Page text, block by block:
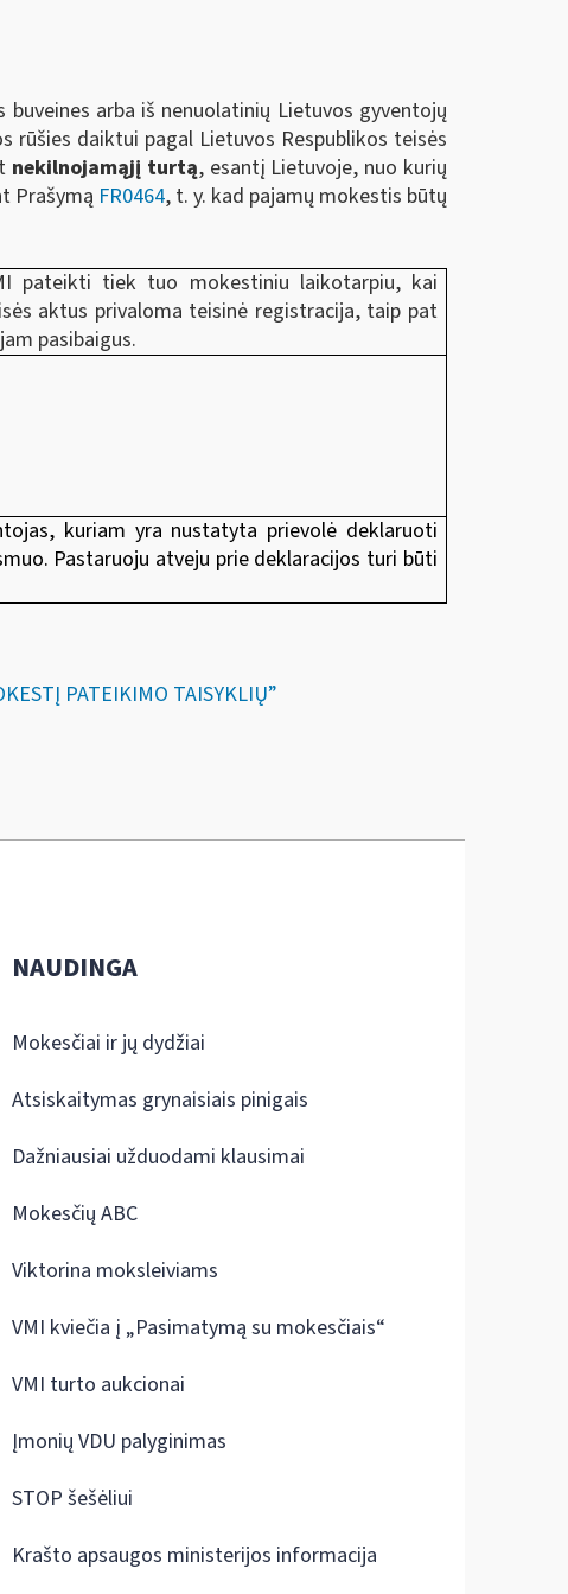
arba iš nenuolatinių Lietuvos gyventojų
rūšies daiktui pagal Lietuvos Respublikos teisės
nekilnojamąjį turtą, esantį Lietuvoje, nuo kurių
Prašymą FR0464, t. y. kad pajamų mokestis būtų
pateikti tiek tuo mokestiniu laikotarpiu, kai
aktus privaloma teisinė registracija, taip pat
pasibaigus.
kuriam yra nustatyta prievolė deklaruoti
Pastaruoju atveju prie deklaracijos turi būti
PATEIKIMO TAISYKLIŲ”
NAUDINGA
Mokesčiai ir jų dydžiai
Atsiskaitymas grynaisiais pinigais
Dažniausiai užduodami klausimai
Mokesčių ABC
Viktorina moksleiviams
VMI kviečia į „Pasimatymą su mokesčiais“
VMI turto aukcionai
Įmonių VDU palyginimas
STOP šešėliui
Krašto apsaugos ministerijos informacija